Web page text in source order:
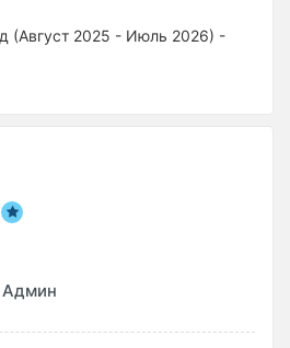
(Август 2025 - Июль 2026) -
Админ